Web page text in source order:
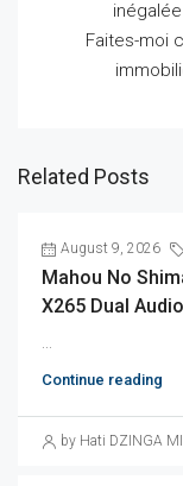
Faites-moi
Related Posts
August 9, 2026
Mahou No
X265 Dual
...
Continue reading
by Hati DZINGA